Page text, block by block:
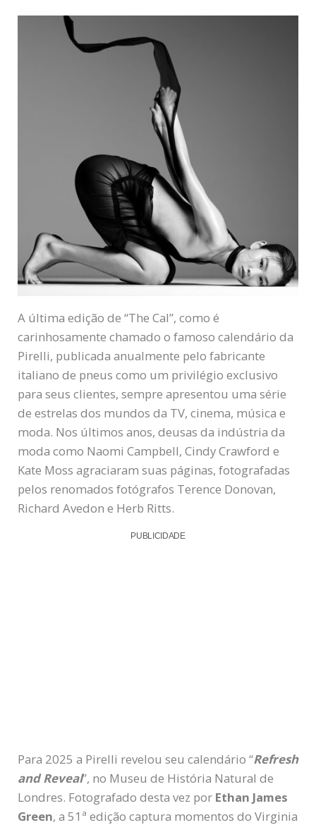
A última edição de “The Cal”, como é
carinhosamente chamado o famoso calendário da
Pirelli, publicada anualmente pelo fabricante
italiano de pneus como um privilégio exclusivo
para seus clientes, sempre apresentou uma série
de estrelas dos mundos da TV, cinema, música e
moda. Nos últimos anos, deusas da indústria da
moda como Naomi Campbell, Cindy Crawford e
Kate Moss agraciaram suas páginas, fotografadas
pelos renomados fotógrafos Terence Donovan,
Richard Avedon e Herb Ritts.
PUBLICIDADE
Para 2025 a Pirelli revelou seu calendário “Refresh
and Reveal”, no Museu de História Natural de
Londres. Fotografado desta vez por Ethan James
Green, a 51ª edição captura momentos do Virginia